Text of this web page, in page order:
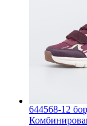
644568-12